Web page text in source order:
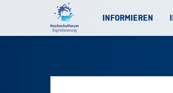
INFORMIEREN